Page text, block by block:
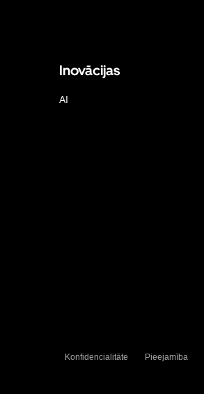
Inovācijas
AI
Konfidencialitāte Pieejamība